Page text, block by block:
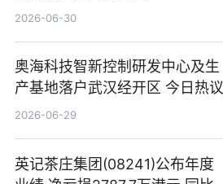
2026-06-30
奥海科技智新控制研发中心及生
产基地落户武汉经开区 今日热议
2026-06-29
英记茶庄集团(08241)公布年度